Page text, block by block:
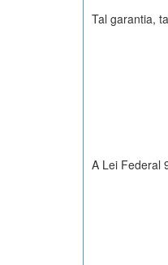
Tal garantia,
A Lei Federal